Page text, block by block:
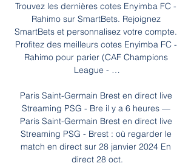
Trouvez les dernières cotes Enyimba FC -
Rahimo sur SmartBets. Rejoignez
SmartBets et personnalisez votre compte.
Profitez des meilleurs cotes Enyimba FC -
Rahimo pour parier (CAF Champions
League - …
Paris Saint-Germain Brest en direct live
Streaming PSG - Bre il y a 6 heures —
Paris Saint-Germain Brest en direct live
Streaming PSG - Brest : où regarder le
match en direct sur 28 janvier 2024 En
direct 28 oct.